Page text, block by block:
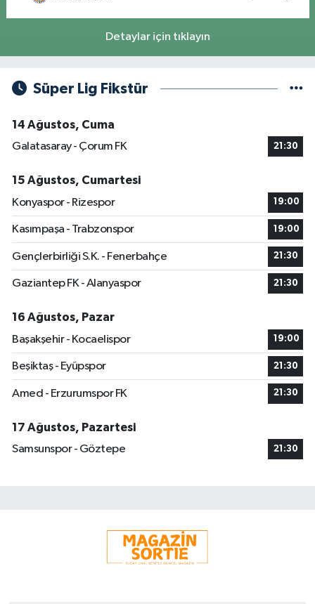
Detaylar için tıklayın
Süper Lig Fikstür
14 Ağustos, Cuma
Galatasaray - Çorum FK
21:30
15 Ağustos, Cumartesi
Konyaspor - Rizespor
19:00
Kasımpaşa - Trabzonspor 19:00
Gençlerbirliği S.K. - Fenerbahçe 21:30
Gaziantep FK - Alanyaspor 21:30
16 Ağustos, Pazar
Başakşehir - Kocaelispor
19:00
Beşiktaş - Eyüpspor 21:30
Amed - Erzurumspor FK 21:30
17 Ağustos, Pazartesi
Samsunspor - Göztepe
21:30